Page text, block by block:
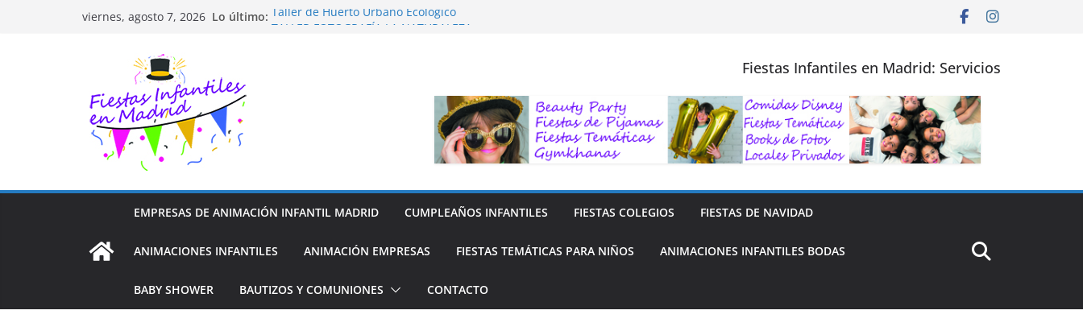
viernes, agosto 7, 2026 Lo último: Taller de Huerto Urbano Ecológico
Fiestas Infantiles en Madrid: Servicios
EMPRESAS DE ANIMACIÓN INFANTIL MADRID CUMPLEAÑOS INFANTILES FIESTAS COLEGIOS FIESTAS DE NAVIDAD
ANIMACIONES INFANTILES ANIMACIÓN EMPRESAS FIESTAS TEMÁTICAS PARA NIÑOS ANIMACIONES INFANTILES BODAS
BABY SHOWER BAUTIZOS Y COMUNIONES CONTACTO